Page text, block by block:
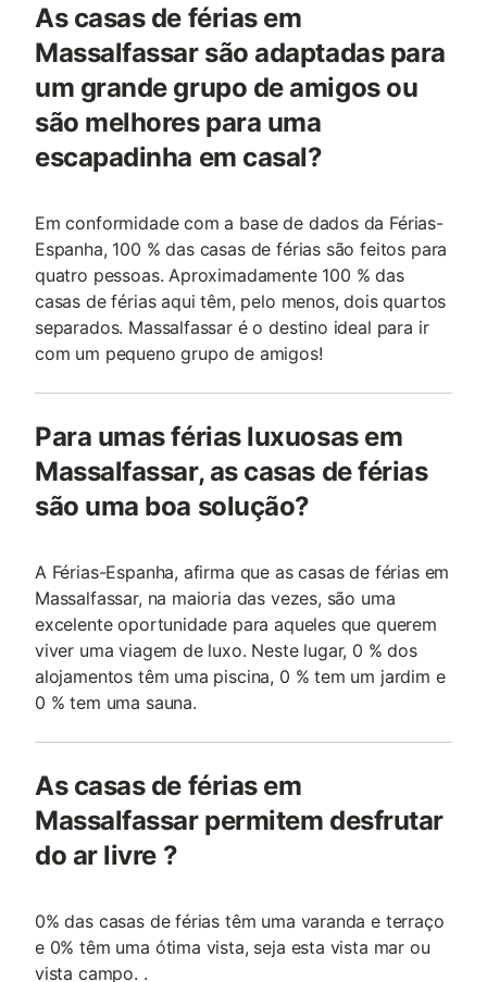
As casas de férias em
Massalfassar são adaptadas para
um grande grupo de amigos ou
são melhores para uma
escapadinha em casal?
Em conformidade com a base de dados da Férias-
Espanha, 100 % das casas de férias são feitos para
quatro pessoas. Aproximadamente 100 % das
casas de férias aqui têm, pelo menos, dois quartos
separados. Massalfassar é o destino ideal para ir
com um pequeno grupo de amigos!
Para umas férias luxuosas em
Massalfassar, as casas de férias
são uma boa solução?
A Férias-Espanha, afirma que as casas de férias em
Massalfassar, na maioria das vezes, são uma
excelente oportunidade para aqueles que querem
viver uma viagem de luxo. Neste lugar, 0 % dos
alojamentos têm uma piscina, 0 % tem um jardim e
0 % tem uma sauna.
As casas de férias em
Massalfassar permitem desfrutar
do ar livre ?
0% das casas de férias têm uma varanda e terraço
e 0% têm uma ótima vista, seja esta vista mar ou
vista campo. .